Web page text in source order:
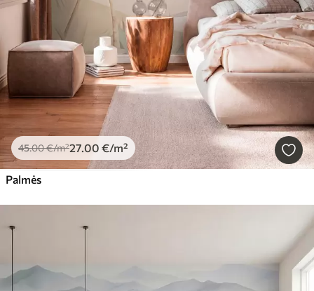
45.00€/m²27 .00 €/m²
Palmės